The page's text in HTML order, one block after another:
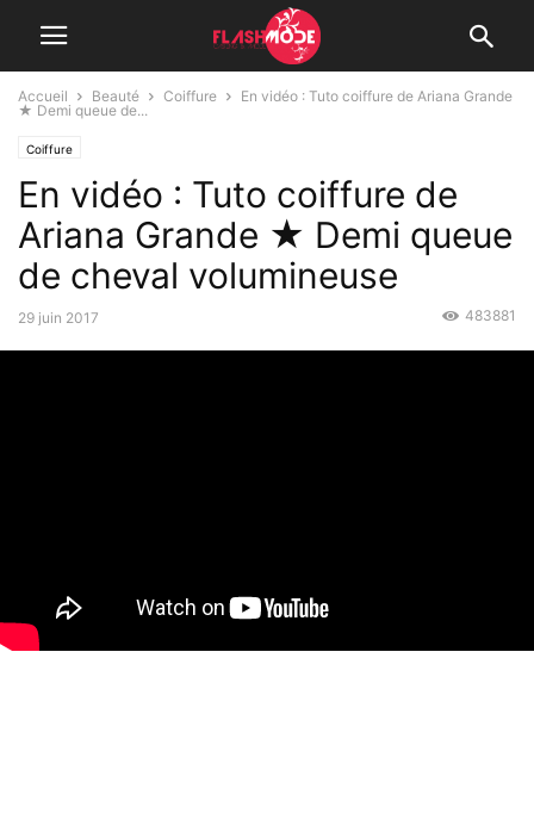
Accueil Beauté Coiffure
En vidéo : Tuto coiffure de Ariana Grande
★ Demi queue de...
Coiffure
En vidéo : Tuto coiffure de
Ariana Grande ★ Demi queue
de cheval volumineuse
29 juin 2017 483881